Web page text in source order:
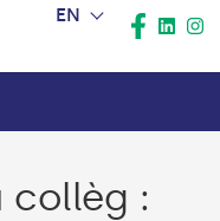
EN
collèg :